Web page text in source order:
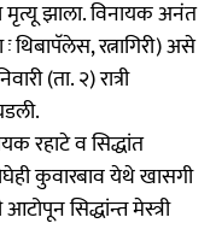
झाला. विनायक अनंत
थिबापॅलेस, रत्नागिरी) असे
(ता. २) रात्री
रहाटे व सिद्धांत
कुवारबाव येथे खासगी
सिद्धांन्त मेस्त्री